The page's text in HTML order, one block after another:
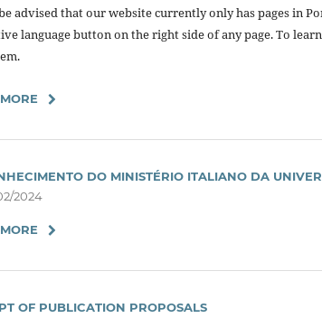
advised that our website currently only has pages in
language button on the right side of any page. To
DO MINISTÉRIO ITALIANO DA
2024
OF PUBLICATION PROPOSALS